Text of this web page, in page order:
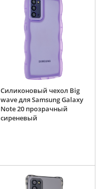
Силиконовый чехол Big
wave для Samsung Galaxy
Note 20 прозрачный
сиреневый